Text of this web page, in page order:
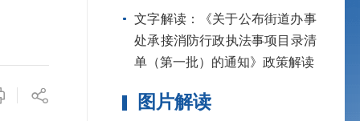
文字解读：《关于公布街道办事
处承接消防行政执法事项目录清
单（第一批）的通知》政策解读
图片解读